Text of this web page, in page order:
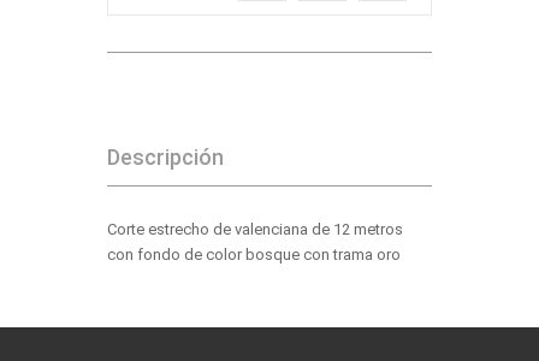
Descripción
Corte estrecho de valenciana de 12 metros
con fondo de color bosque con trama oro